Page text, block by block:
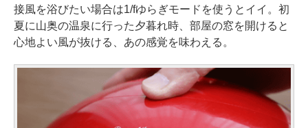
接風を浴びたい場合は1/fゆらぎモードを使うとイイ。初
夏に山奥の温泉に行った夕暮れ時、部屋の窓を開けると
心地よい風が抜ける、あの感覚を味わえる。